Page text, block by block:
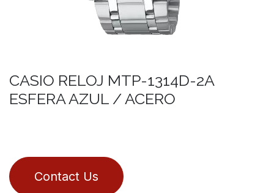
CASIO RELOJ MTP-1314D-2A
ESFERA AZUL / ACERO
Contact Us